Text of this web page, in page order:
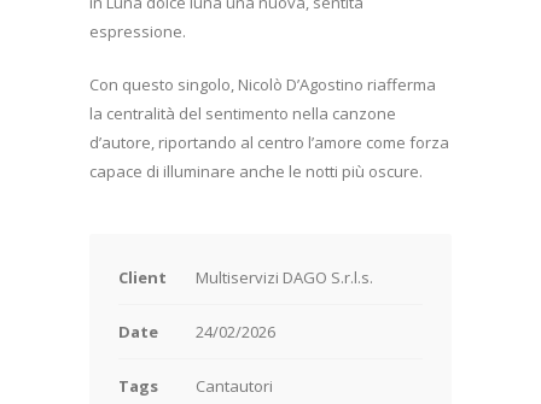
espressione.
Con questo singolo, Nicolò D’Agostino riafferma
la centralità del sentimento nella canzone
d’autore, riportando al centro l’amore come forza
capace di illuminare anche le notti più oscure.
Client Multiservizi DAGO S.r.l.s.
Date 24/02/2026
Tags Cantautori